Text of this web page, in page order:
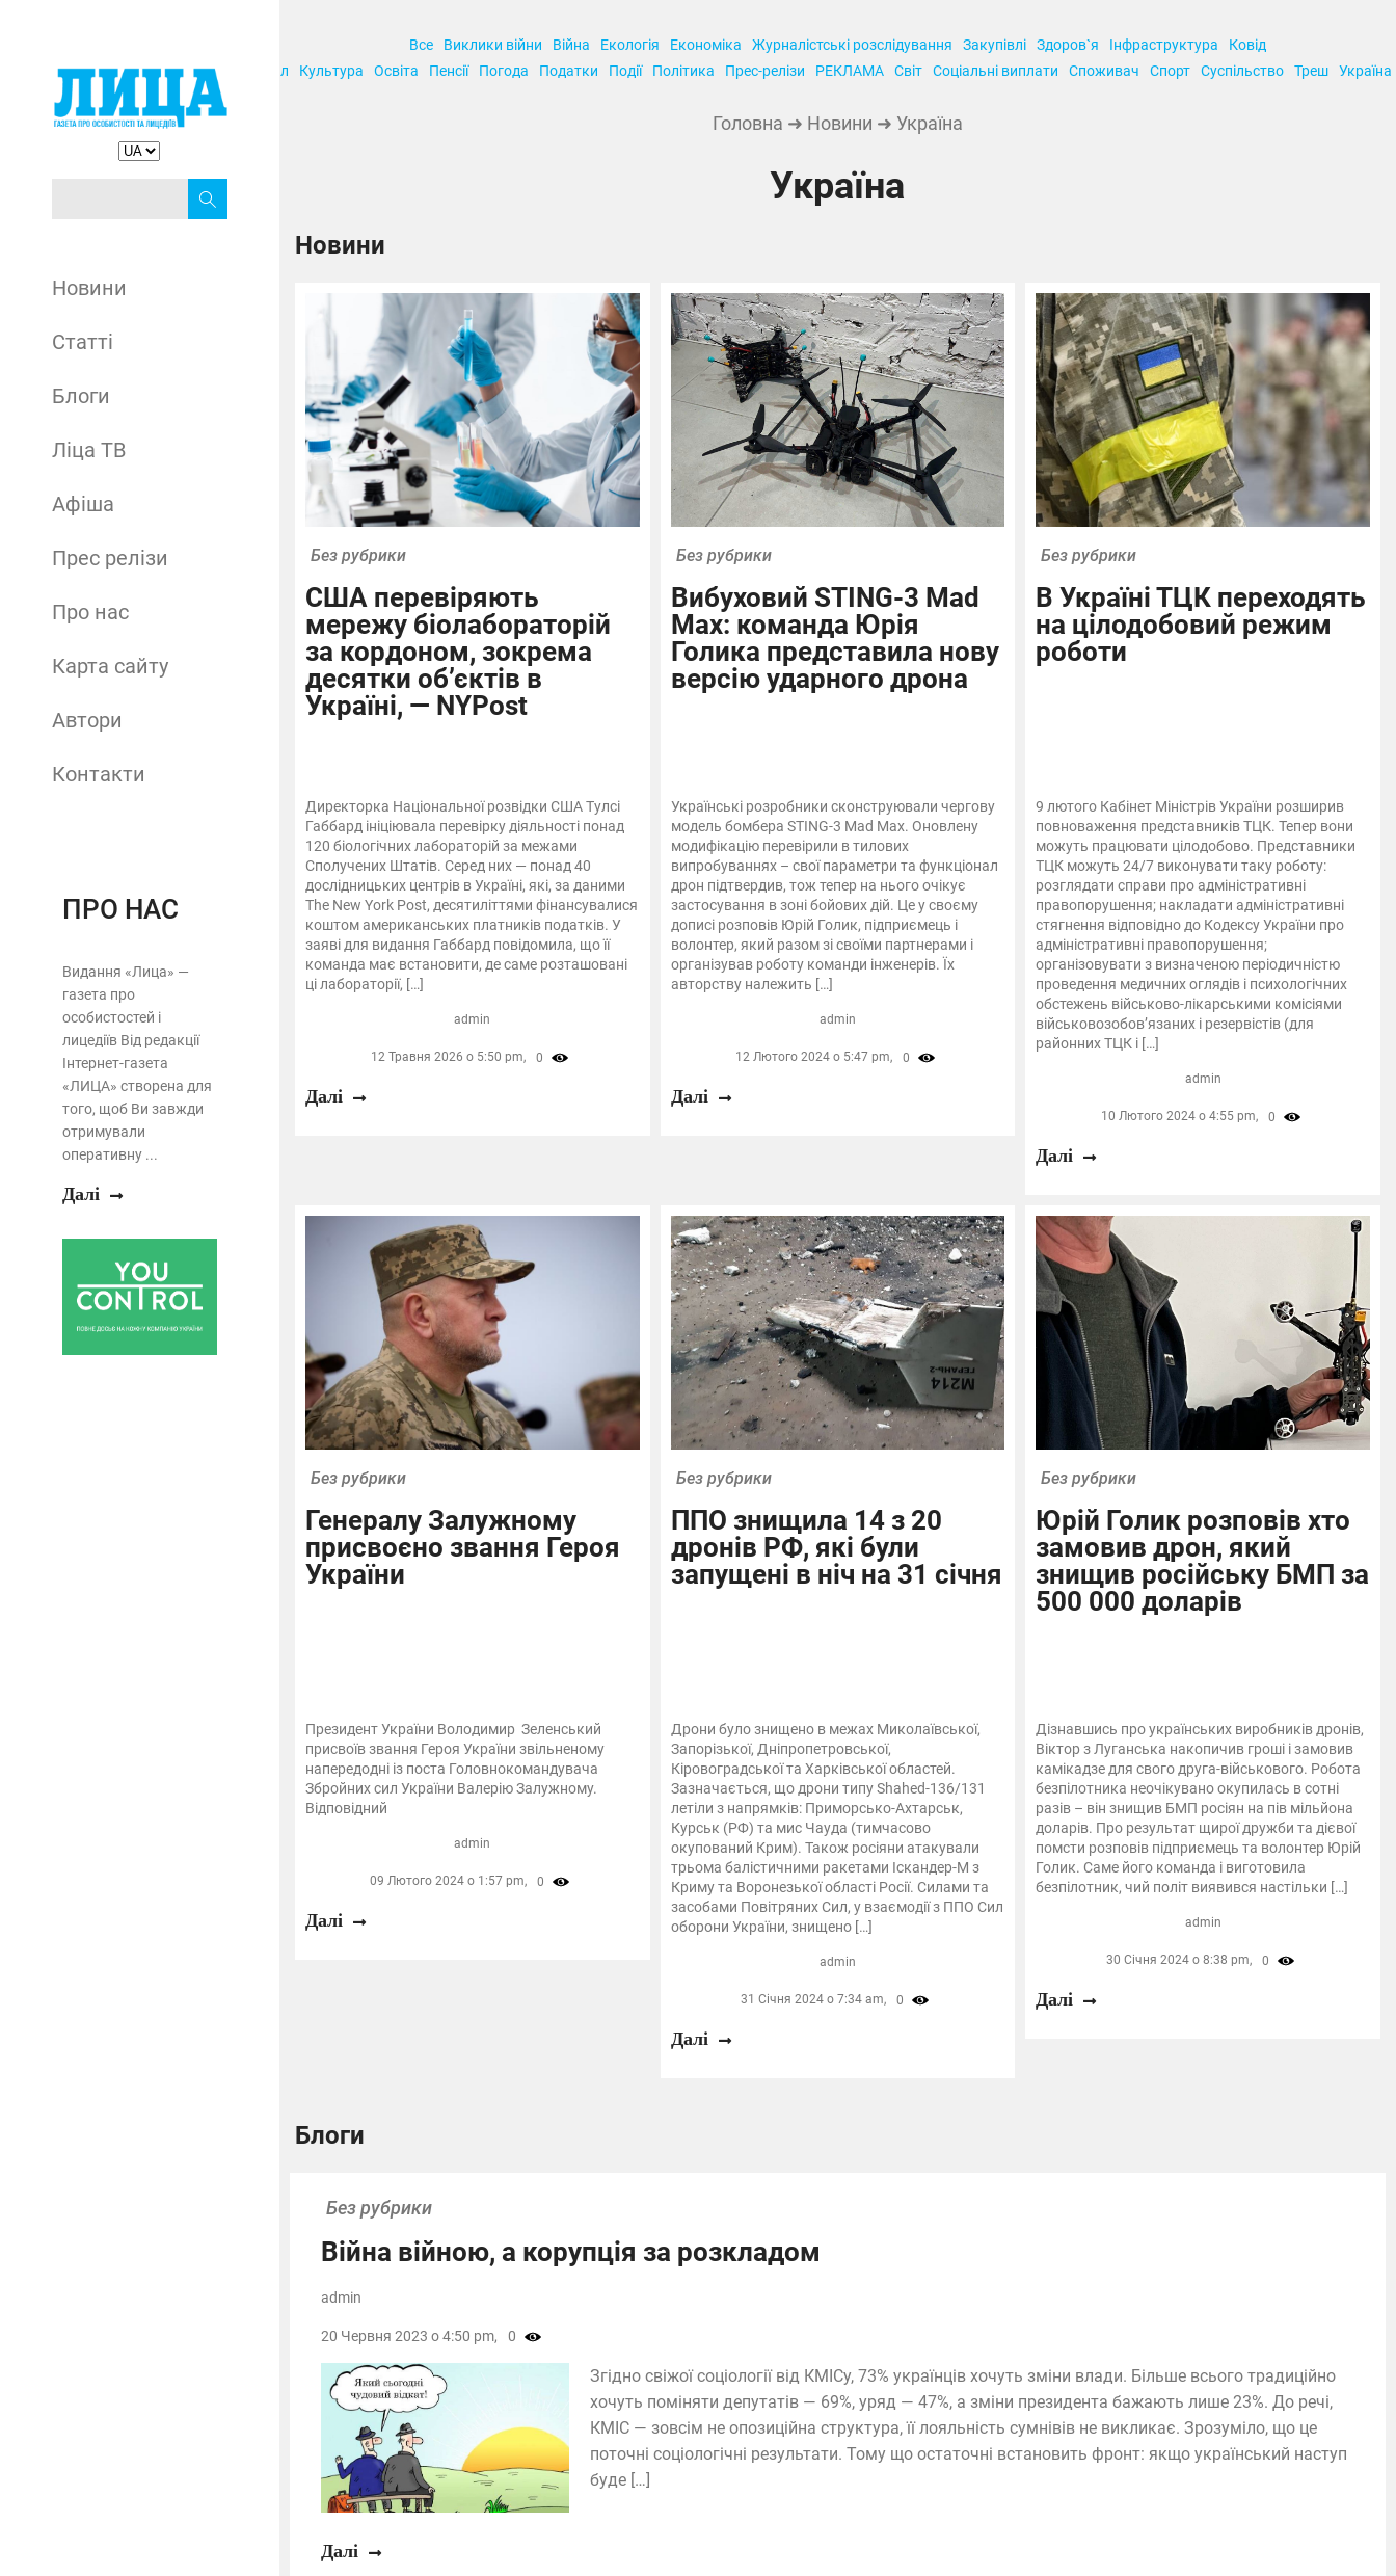
Новини
Статті
Блоги
Ліца ТВ
Афіша
Прес релізи
Про нас
Карта сайту
Автори
Контакти
ПРО НАС
Видання «Лица» —
газета про
особистостей і
лицедіїв Від редакції
Інтернет-газета
«ЛИЦА» створена для
того, щоб Ви завжди
отримували
оперативну ...
Далі
Все Виклики війни Війна Екологія Економіка Журналістські розслідування Закупівлі Здоров`я Інфраструктура
Ковід
Корупція
Кримінал Культура Освіта Пенсії Погода Податки Події Політика Прес-релізи РЕКЛАМА Світ Соціальні виплати Споживач Спорт Суспільство Треш Україна
Головна ➜ Новини ➜ Україна
Україна
Новини
Без рубрики
США перевіряють
мережу біолабораторій
за кордоном, зокрема
десятки об’єктів в
Україні, — NYPost
Директорка Національної розвідки США Тулсі
Габбард ініціювала перевірку діяльності понад
120 біологічних лабораторій за межами
Сполучених Штатів. Серед них — понад 40
дослідницьких центрів в Україні, які, за даними
The New York Post, десятиліттями фінансувалися
коштом американських платників податків. У
заяві для видання Габбард повідомила, що її
команда має встановити, де саме розташовані
ці лабораторії, […]
admin
12 Травня 2026 о 5:50 pm, 0
Далі
Без рубрики
Вибуховий STING-3 Mad
Max: команда Юрія
Голика представила нову
версію ударного дрона
Українські розробники сконструювали чергову
модель бомбера STING-3 Mad Max. Оновлену
модифікацію перевірили в тилових
випробуваннях – свої параметри та функціонал
дрон підтвердив, тож тепер на нього очікує
застосування в зоні бойових дій. Це у своєму
дописі розповів Юрій Голик, підприємець і
волонтер, який разом зі своїми партнерами і
організував роботу команди інженерів. Їх
авторству належить […]
admin
12 Лютого 2024 о 5:47 pm, 0
Далі
Без рубрики
В Україні ТЦК переходять
на цілодобовий режим
роботи
9 лютого Кабінет Міністрів України розширив
повноваження представників ТЦК. Тепер вони
можуть працювати цілодобово. Представники
ТЦК можуть 24/7 виконувати таку роботу:
розглядати справи про адміністративні
правопорушення; накладати адміністративні
стягнення відповідно до Кодексу України про
адміністративні правопорушення;
організовувати з визначеною періодичністю
проведення медичних оглядів і психологічних
обстежень військово-лікарськими комісіями
військовозобов’язаних і резервістів (для
районних ТЦК і […]
admin
10 Лютого 2024 о 4:55 pm, 0
Далі
Без рубрики
Генералу Залужному
присвоєно звання Героя
України
Президент України Володимир Зеленський
присвоїв звання Героя України звільненому
напередодні із поста Головнокомандувача
Збройних сил України Валерію Залужному.
Відповідний
admin
09 Лютого 2024 о 1:57 pm, 0
Далі
Без рубрики
ППО знищила 14 з 20
дронів РФ, які були
запущені в ніч на 31 січня
Дрони було знищено в межах Миколаївської,
Запорізької, Дніпропетровської,
Кіровоградської та Харківської областей.
Зазначається, що дрони типу Shahed-136/131
летіли з напрямків: Приморсько-Ахтарськ,
Курськ (РФ) та мис Чауда (тимчасово
окупований Крим). Також росіяни атакували
трьома балістичними ракетами Іскандер-М з
Криму та Воронезької області Росії. Силами та
засобами Повітряних Сил, у взаємодії з ППО Сил
оборони України, знищено […]
admin
31 Січня 2024 о 7:34 am, 0
Далі
Без рубрики
Юрій Голик розповів хто
замовив дрон, який
знищив російську БМП за
500 000 доларів
Дізнавшись про українських виробників дронів,
Віктор з Луганська накопичив гроші і замовив
камікадзе для свого друга-військового. Робота
безпілотника неочікувано окупилась в сотні
разів – він знищив БМП росіян на пів мільйона
доларів. Про результат щирої дружби та дієвої
помсти розповів підприємець та волонтер Юрій
Голик. Саме його команда і виготовила
безпілотник, чий політ виявився настільки […]
admin
30 Січня 2024 о 8:38 pm, 0
Далі
Блоги
Без рубрики
Війна війною, а корупція за розкладом
Згідно свіжої соціології від КМІСу, 73% українців хочуть зміни влади. Більше всього традиційно
хочуть поміняти депутатів — 69%, уряд — 47%, а зміни президента бажають лише 23%. До речі,
КМІС — зовсім не опозиційна структура, її лояльність сумнівів не викликає. Зрозуміло, що це
поточні соціологічні результати. Тому що остаточні встановить фронт: якщо український наступ
буде […]
admin
20 Червня 2023 о 4:50 pm, 0
Далі